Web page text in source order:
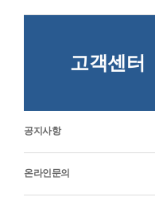
고객센터
공지사항
온라인문의